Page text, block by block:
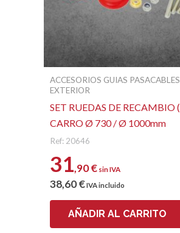
ACCESORIOS GUIAS
EXTERIOR
SET RUEDAS DE RECAMBIO
CARRO Ø 730 / Ø 1000mm
Ref: 20646
31,90€ sin IVA
38,60€IVA incluido
AÑADIR AL CARRITO